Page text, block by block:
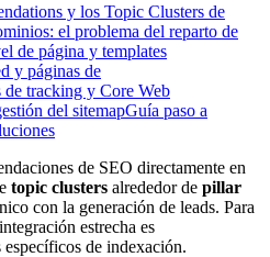
y los Topic Clusters de
el problema del reparto de
de página y templates
y páginas de
tracking y Core Web
del sitemapGuía paso a
de SEO directamente en
topic clusters alrededor de pillar
con la generación de leads. Para
estrecha es
de indexación.